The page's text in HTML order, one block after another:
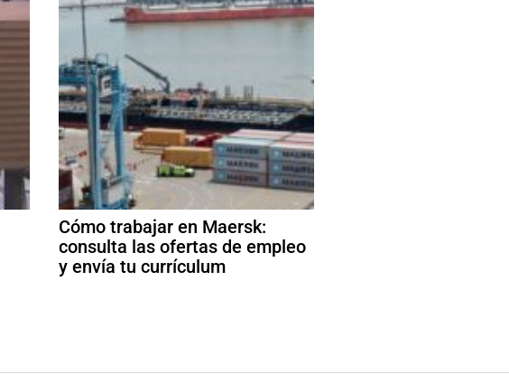
Cómo trabajar en Maersk:
consulta las ofertas de empleo
y envía tu currículum